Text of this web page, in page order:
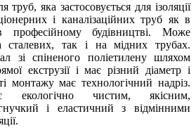
труб, яка застосовується для ізоляції
і каналізаційних труб як в
будівництві. Може
сталевих, так і на мідних трубах.
зі спіненого поліетилену шляхом
екструзії і має різний діаметр і
монтажу має технологічний надріз.
чистим, якісним,
і еластичний з відмінними